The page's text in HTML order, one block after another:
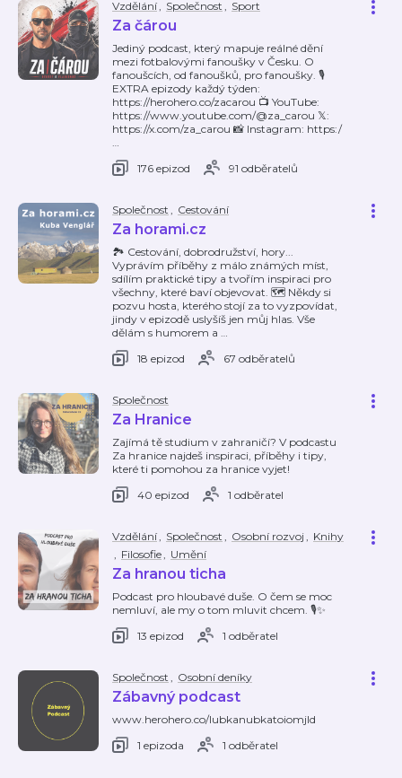
Vzdělání, Společnost , Sport
Za čárou
Jediný podcast, který mapuje reálné dění
mezi fotbalovými fanoušky v Česku. O
fanoušcích, od fanoušků, pro fanoušky. 🎙️
EXTRA epizody každý týden:
https://herohero.co/zacarou 📺 YouTube:
https://www.youtube.com/@za_carou 𝕏:
https://x.com/za_carou 📸 Instagram: https:/
…
176 epizod
91 odběratelů
Společnost , Cestování
Za horami.cz
🏞️ Cestování, dobrodružství, hory...
Vyprávím příběhy z málo známých míst,
sdílím praktické tipy a tvořím inspiraci pro
všechny, které baví objevovat. 🗺️ Někdy si
pozvu hosta, kterého stojí za to vyzpovídat,
jindy v epizodě uslyšíš jen můj hlas. Vše
dělám s humorem a …
18 epizod
67 odběratelů
Společnost
Za Hranice
Zajímá tě studium v zahraničí? V podcastu
Za hranice najdeš inspiraci, příběhy i tipy,
které ti pomohou za hranice vyjet!
40 epizod
1 odběratel
Vzdělání, Společnost , Osobní rozvoj , Knihy
, Filosofie, Umění
Za hranou ticha
Podcast pro hloubavé duše. O čem se moc
nemluví, ale my o tom mluvit chcem. 🎙️✨
13 epizod
1 odběratel
Společnost , Osobní deníky
Zábavný podcast
www.herohero.co/lubkanubkatoiomjld
1 epizoda
1 odběratel